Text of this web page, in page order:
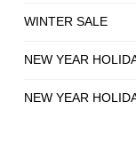
WINTER SALE
NEW YEAR
NEW YEAR